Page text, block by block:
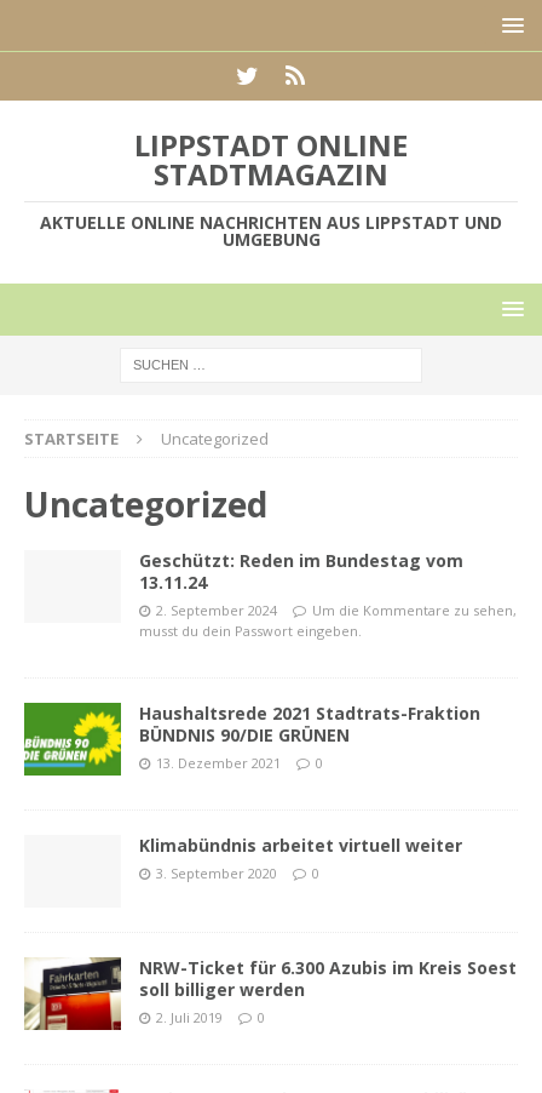
LIPPSTADT ONLINE
STADTMAGAZIN
AKTUELLE ONLINE NACHRICHTEN AUS LIPPSTADT UND
UMGEBUNG
STARTSEITE Uncategorized
Uncategorized
Geschützt: Reden im Bundestag vom
13.11.24
2. September 2024
Um die Kommentare zu sehen,
musst du dein Passwort eingeben.
Haushaltsrede 2021 Stadtrats-Fraktion
BÜNDNIS 90/DIE GRÜNEN
13. Dezember 2021 0
Klimabündnis arbeitet virtuell weiter
3. September 2020 0
NRW-Ticket für 6.300 Azubis im Kreis Soest
soll billiger werden
2. Juli 2019 0